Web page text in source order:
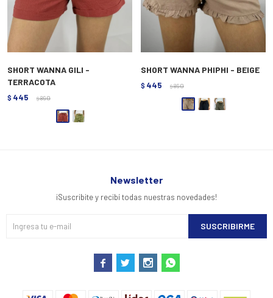
SHORT WANNA GILI -
TERRACOTA
$ 445 $ 890
SHORT WANNA PHIPHI - BEIGE
$ 445 $ 890
Newsletter
¡Suscribite y recibí todas nuestras novedades!
SUSCRIBIRME
   